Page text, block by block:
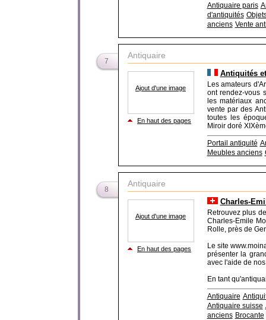
Antiquaire paris
d'antiquités
anciens Vente
7
Antiquaire
Ajout d'une image
En haut des pages
Antiquités
Les amateurs
ont rendez-vous
les matériaux
vente par des
toutes les
Miroir doré
Portail antiquité
Meubles anciens
8
Antiquaire
Ajout d'une image
En haut des pages
Charles-
Retrouvez plus
Charles-Emile
Rolle, près de
Le site
présenter la
avec l'aide de
En tant
Antiquaire
Antiquaire suisse
anciens Brocante